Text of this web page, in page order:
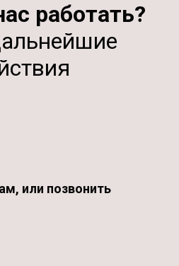
работать?
или позвонить